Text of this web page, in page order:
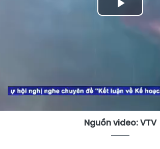
Play
Video
Nguồn video: VTV